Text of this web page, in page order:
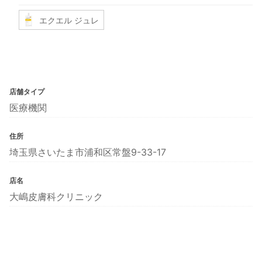
エクエル ジュレ
店舗タイプ
医療機関
住所
埼玉県さいたま市浦和区常盤9-33-17
店名
大嶋皮膚科クリニック